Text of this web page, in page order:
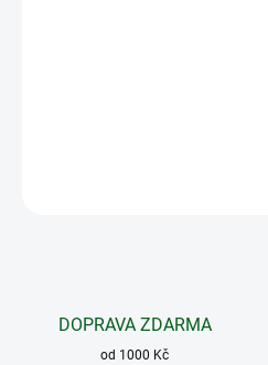
DOPRAVA ZDARMA
od 1000 Kč